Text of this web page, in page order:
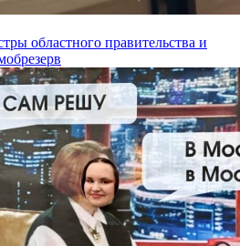
областного правительства и